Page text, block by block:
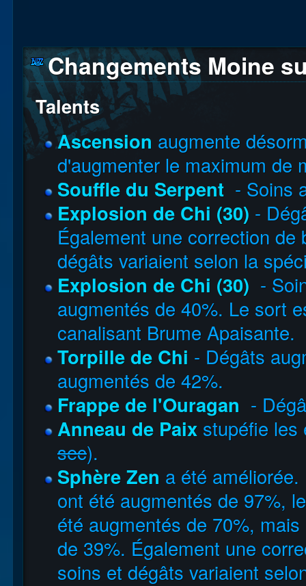
Changements Moine
Talents
Ascension augmente
d'augmenter le maximum de
Souffle du Serpent - Soins
Explosion de Chi (30) -
Également une correction
dégâts variaient selon la
Explosion de Chi (30) -
augmentés de 40%. Le sort
canalisant Brume Apaisante.
Torpille de Chi - Dégâts
augmentés de 42%.
Frappe de l'Ouragan -
Anneau de Paix stupéfie les
sec).
Sphère Zen a été
ont été augmentés de 97%,
été augmentés de 70%,
de 39%. Également une
soins et dégâts variaient